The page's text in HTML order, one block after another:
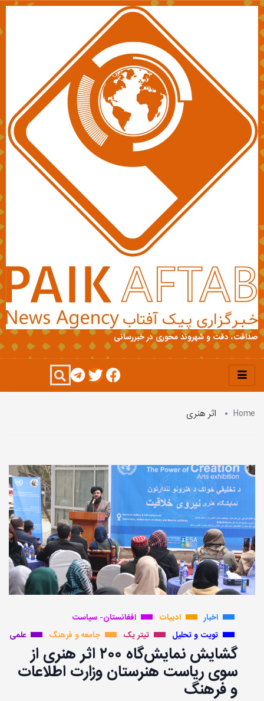
صداقت، دقت و شهروند محوری در خبررسانی
Home اثر هنری
اخبار ادبیات
افغانستان- سیاست
تویت و تحلیل
تیتر یک جامعه و فرهنگ علمی
گشایش نمایش‌گاه ۲۰۰ اثر هنری از
سوی ریاست هنرستان وزارت اطلاعات
و فرهنگ